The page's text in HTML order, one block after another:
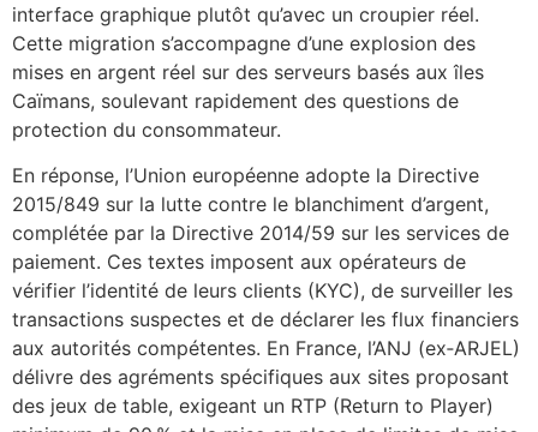
interface graphique plutôt qu’avec un croupier réel.
Cette migration s’accompagne d’une explosion des
mises en argent réel sur des serveurs basés aux îles
Caïmans, soulevant rapidement des questions de
protection du consommateur.
En réponse, l’Union européenne adopte la Directive
2015/849 sur la lutte contre le blanchiment d’argent,
complétée par la Directive 2014/59 sur les services de
paiement. Ces textes imposent aux opérateurs de
vérifier l’identité de leurs clients (KYC), de surveiller les
transactions suspectes et de déclarer les flux financiers
aux autorités compétentes. En France, l’ANJ (ex‑ARJEL)
délivre des agréments spécifiques aux sites proposant
des jeux de table, exigeant un RTP (Return to Player)